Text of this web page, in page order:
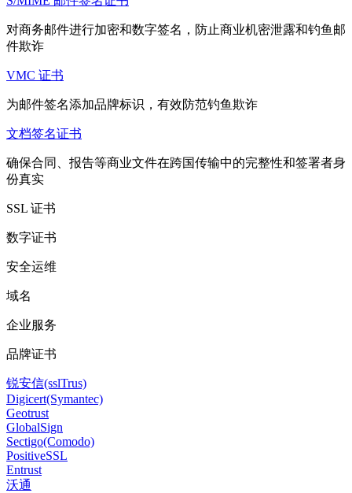
对商务邮件进行加密和数字签名，防止商业机密泄露和钓鱼邮
件欺诈
VMC 证书
为邮件签名添加品牌标识，有效防范钓鱼欺诈
文档签名证书
确保合同、报告等商业文件在跨国传输中的完整性和签署者身
份真实
SSL 证书
数字证书
安全运维
域名
企业服务
品牌证书
锐安信(sslTrus)
Digicert(Symantec)
Geotrust
GlobalSign
Sectigo(Comodo)
PositiveSSL
Entrust
沃通